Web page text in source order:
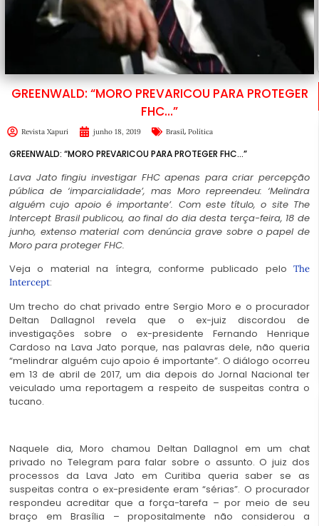
GREENWALD: “MORO PREVARICOU PARA PROTEGER
FHC…”
Revista Xapuri junho 18, 2019 Brasil, Política
GREENWALD: “MORO PREVARICOU PARA PROTEGER FHC…”
Lava Jato fingiu investigar FHC apenas para criar percepção
pública de ‘imparcialidade’, mas Moro repreendeu: ‘Melindra
alguém cujo apoio é importante’. Com este título, o site The
Intercept Brasil publicou, ao final do dia desta terça-feira, 18 de
junho, extenso material com denúncia grave sobre o papel de
Moro para proteger FHC.
Veja o material na íntegra, conforme publicado pelo The
Intercept:
Um trecho do chat privado entre Sergio Moro e o procurador
Deltan Dallagnol revela que o ex-juiz discordou de
investigações sobre o ex-presidente Fernando Henrique
Cardoso na Lava Jato porque, nas palavras dele, não queria
“melindrar alguém cujo apoio é importante”. O diálogo ocorreu
em 13 de abril de 2017, um dia depois do Jornal Nacional ter
veiculado uma reportagem a respeito de suspeitas contra o
tucano.
Naquele dia, Moro chamou Deltan Dallagnol em um chat
privado no Telegram para falar sobre o assunto. O juiz dos
processos da Lava Jato em Curitiba queria saber se as
suspeitas contra o ex-presidente eram “sérias”. O procurador
respondeu acreditar que a força-tarefa – por meio de seu
braço em Brasília – propositalmente não considerou a